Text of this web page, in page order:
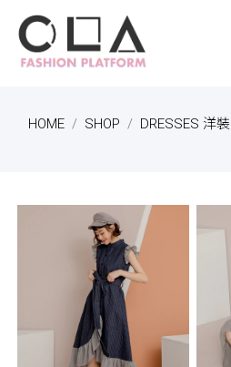
HOME SHOP DRESSES 洋裝